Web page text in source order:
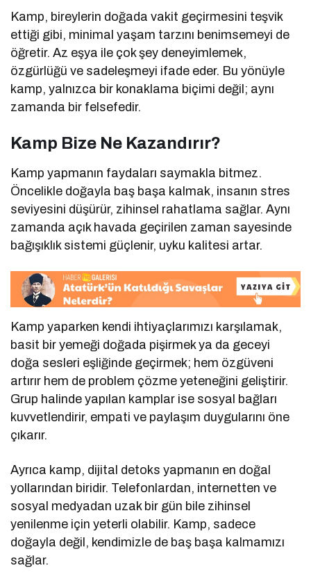
Kamp, bireylerin doğada vakit geçirmesini teşvik
ettiği gibi, minimal yaşam tarzını benimsemeyi de
öğretir. Az eşya ile çok şey deneyimlemek,
özgürlüğü ve sadeleşmeyi ifade eder. Bu yönüyle
kamp, yalnızca bir konaklama biçimi değil; aynı
zamanda bir felsefedir.
Kamp Bize Ne Kazandırır?
Kamp yapmanın faydaları saymakla bitmez.
Öncelikle doğayla baş başa kalmak, insanın stres
seviyesini düşürür, zihinsel rahatlama sağlar. Aynı
zamanda açık havada geçirilen zaman sayesinde
bağışıklık sistemi güçlenir, uyku kalitesi artar.
Kamp yaparken kendi ihtiyaçlarımızı karşılamak,
basit bir yemeği doğada pişirmek ya da geceyi
doğa sesleri eşliğinde geçirmek; hem özgüveni
artırır hem de problem çözme yeteneğini geliştirir.
Grup halinde yapılan kamplar ise sosyal bağları
kuvvetlendirir, empati ve paylaşım duygularını öne
çıkarır.
Ayrıca kamp, dijital detoks yapmanın en doğal
yollarından biridir. Telefonlardan, internetten ve
sosyal medyadan uzak bir gün bile zihinsel
yenilenme için yeterli olabilir. Kamp, sadece
doğayla değil, kendimizle de baş başa kalmamızı
sağlar.